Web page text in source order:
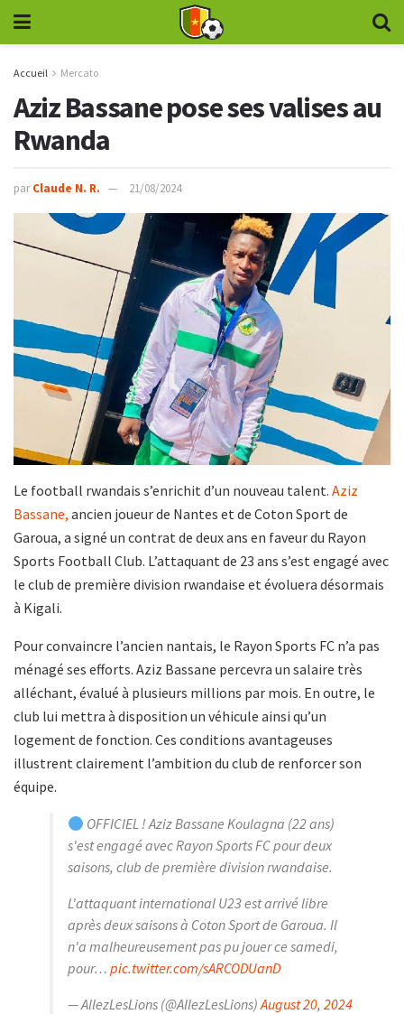
Accueil Mercato
Aziz Bassane pose ses valises au
Rwanda
par Claude N. R. 21/08/2024
Le football rwandais s’enrichit d’un nouveau talent. Aziz
Bassane, ancien joueur de Nantes et de Coton Sport de
Garoua, a signé un contrat de deux ans en faveur du Rayon
Sports Football Club. L’attaquant de 23 ans s’est engagé avec
le club de première division rwandaise et évoluera désormais
à Kigali.
Pour convaincre l’ancien nantais, le Rayon Sports FC n’a pas
ménagé ses efforts. Aziz Bassane percevra un salaire très
alléchant, évalué à plusieurs millions par mois. En outre, le
club lui mettra à disposition un véhicule ainsi qu’un
logement de fonction. Ces conditions avantageuses
illustrent clairement l’ambition du club de renforcer son
équipe.
OFFICIEL ! Aziz Bassane Koulagna (22 ans)
s'est engagé avec Rayon Sports FC pour deux
saisons, club de première division rwandaise.
L'attaquant international U23 est arrivé libre
après deux saisons à Coton Sport de Garoua. Il
n'a malheureusement pas pu jouer ce samedi,
pour… pic.twitter.com/sARCODUanD
— AllezLesLions (@AllezLesLions)August 20, 2024